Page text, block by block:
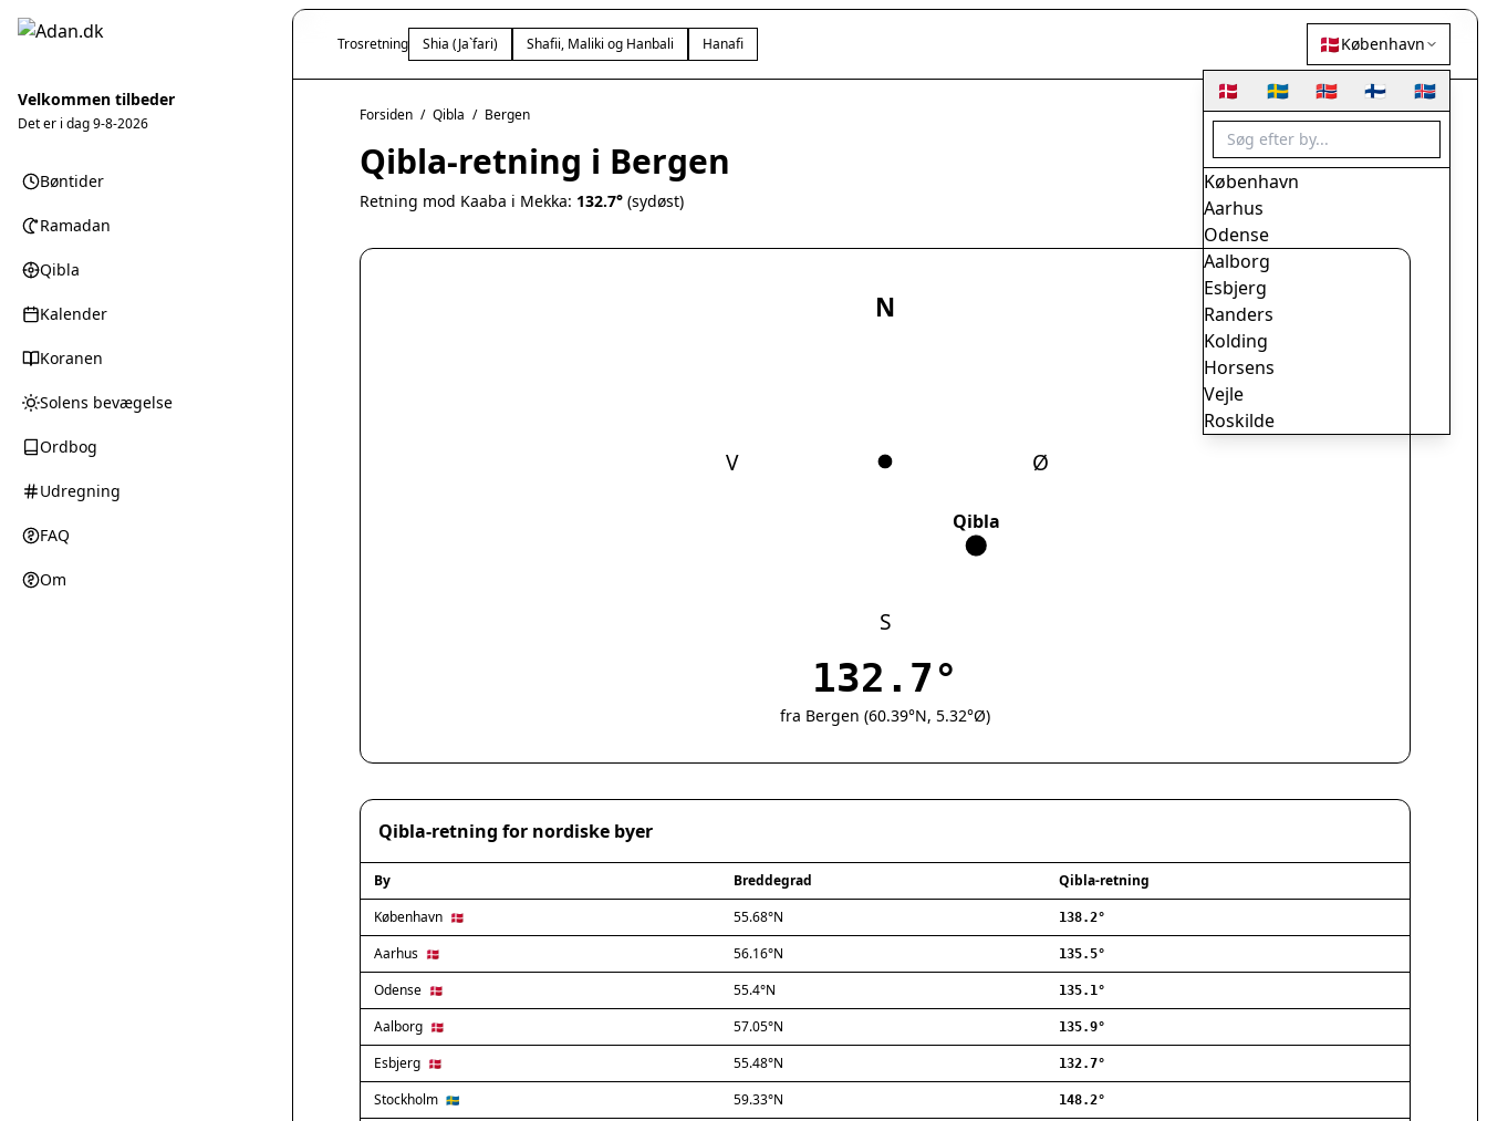
Velkommen tilbeder
Det er i dag9-8-2026
Bøntider
Ramadan
Qibla
Kalender
Koranen
Solens bevægelse
Ordbog
Udregning
FAQ
Om
Trosretning Shia (Ja`fari) Shafii, Maliki og Hanbali Hanafi 🇩🇰København
🇩🇰 🇸🇪 🇳🇴 🇫🇮 🇮🇸
København
Aarhus
Odense
Aalborg
Esbjerg
Randers
Kolding
Horsens
Vejle
Roskilde
Sønderborg
Nørresundby
Albertslund
Allerød
Brøndby
Forsiden / Qibla / Bergen
Qibla-retning i Bergen
Retning mod Kaaba i Mekka: 132.7° (sydøst)
N
Ø
S
V
Qibla
132.7°
fra Bergen (60.39°N, 5.32°Ø)
Qibla-retning for nordiske byer
By Breddegrad
Qibla-retning
København 🇩🇰 55.68°N 138.2°
Aarhus 🇩🇰 56.16°N 135.5°
Odense 🇩🇰 55.4°N 135.1°
Aalborg 🇩🇰 57.05°N 135.9°
Esbjerg 🇩🇰 55.48°N 132.7°
Stockholm 🇸🇪 59.33°N 148.2°